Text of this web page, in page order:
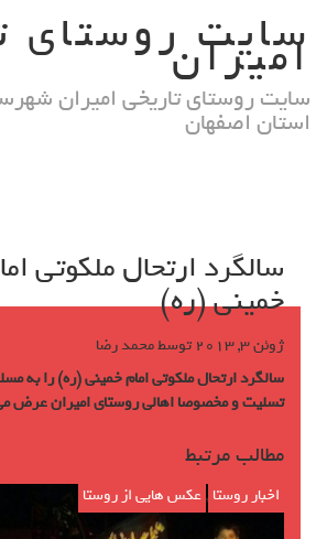
contentسایت روستای
امیران
سایت روستای تاریخی امیران
استان اصفهان
سالگرد ارتحال ملکوتی
خمینی (ره)
ژوئن 3, 2013 توسطمحمد رضا
سالگرد ارتحال ملکوتی امام خمینی (ره) را به
تسلیت و مخصوصا اهالی روستای امیران عرض
مطالب مرتبط
اخبار روستا ,عکس هایی از روستا